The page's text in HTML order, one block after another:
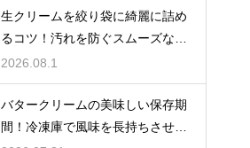
生クリームを絞り袋に綺麗に詰め
るコツ！汚れを防ぐスムーズな入
れ方
2026.08.1
バタークリームの美味しい保存期
間！冷凍庫で風味を長持ちさせる